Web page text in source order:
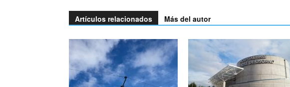
Artículos relacionados Más del autor